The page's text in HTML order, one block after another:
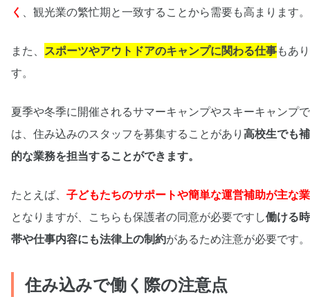
く 、観光業の繁忙期と一致することから需要も高まります。
また、 スポーツやアウトドアのキャンプに関わる仕事もあ
す。
夏季や冬季に開催されるサマーキャンプやスキーキャンプで
は、住み込みのスタッフを募集することがあり高校生でも
的な業務を担当することができます。
たとえば、 子どもたちのサポートや簡単な運営補助が主な
となりますが、こちらも保護者の同意が必要ですし働ける
帯や仕事内容にも法律上の制約があるため注意が必要です。
住み込みで働く際の注意点